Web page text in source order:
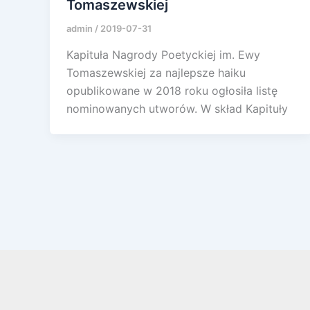
Tomaszewskiej
admin / 2019-07-31
Kapituła Nagrody Poetyckiej im. Ewy
Tomaszewskiej za najlepsze haiku
opublikowane w 2018 roku ogłosiła listę
nominowanych utworów. W skład Kapituły